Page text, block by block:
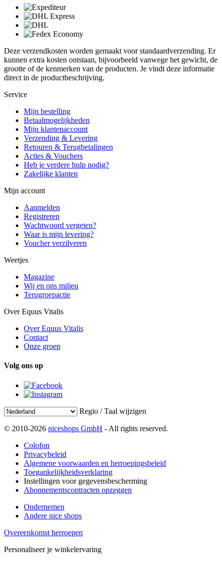
Deze verzendkosten worden gemaakt voor standaardverzending. Er
kunnen extra kosten ontstaan, bijvoorbeeld vanwege het gewicht, de
grootte of de kenmerken van de producten. Je vindt deze informatie
direct in de productbeschrijving.
Service
Mijn bestelling
Betaalmogelijkheden
Mijn klantenaccount
Verzending & Levering
Retouren & Terugbetalingen
Acties & Vouchers
Heb je verdere hulp nodig?
Zakelijke klanten
Mijn account
Aanmelden
Registreren
Wachtwoord vergeten?
Waar is mijn levering?
Voucher verzilveren
Weetjes
Magazine
Wij en ons milieu
Terugroepactie
Over Equus Vitalis
Over Equus Vitalis
Contact
Onze groep
Volg ons op
Regio / Taal wijzigen
© 2010-2026 niceshops GmbH - All rights reserved.
Colofon
Privacybeleid
Algemene voorwaarden en herroepingsbeleid
Toegankelijkheidsverklaring
Instellingen voor gegevensbescherming
Abonnementscontracten opzeggen
Ondernemen
Andere nice shops
Overeenkomst herroepen
Personaliseer je winkelervaring